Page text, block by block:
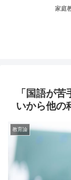
家庭
「国語が
いから他の
教育論